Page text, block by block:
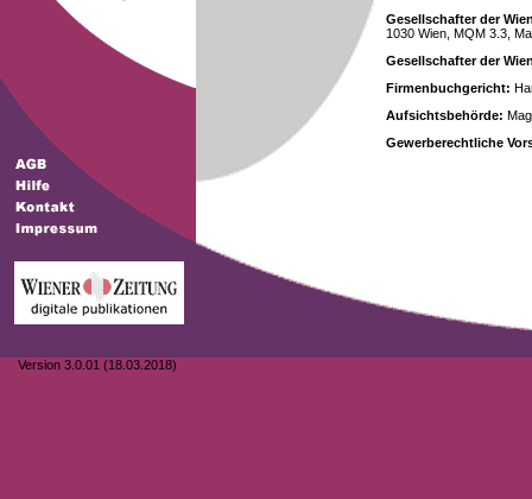
Version 3.0.01 (18.03.2018)
Gesellschafter der
1030 Wien, MQM 3.3,
Gesellschafter der
Firmenbuchgericht:
Aufsichtsbehörde:
Gewerberechtliche